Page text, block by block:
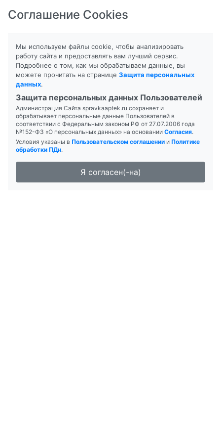
8-800-201-50-81 |8 (4712) 58-80-80
Соглашение Cookies
Мы используем файлы cookie, чтобы анализировать
работу сайта и предоставлять вам лучший сервис.
Подробнее о том, как мы обрабатываем данные, вы
можете прочитать на странице Защита персональных
данных.
Защита персональных данных Пользователей
Администрация Сайта spravkaaptek.ru сохраняет и
обрабатывает персональные данные Пользователей в
соответствии с Федеральным законом РФ от 27.07.2006 года
№152-ФЗ «О персональных данных» на основании Согласия.
Условия указаны в Пользовательском соглашении и Политике
обработки ПДн.
Я согласен(-на)
Главная
Поиск лекарств
Аптека "Азбука Здоровья №2"